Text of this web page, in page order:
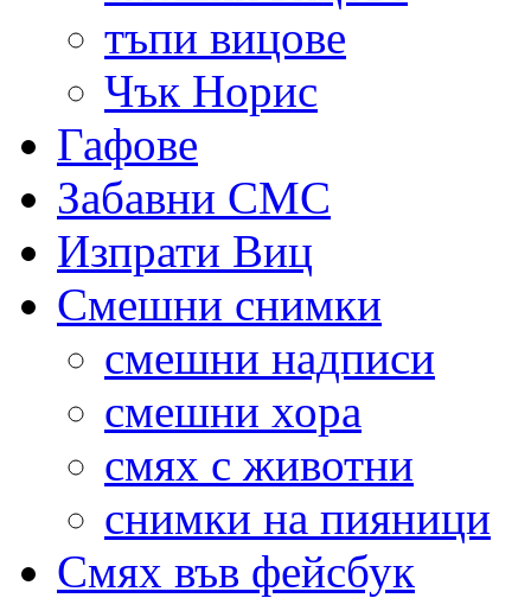
тъпи вицове
Чък Норис
Гафове
Забавни СМС
Изпрати Виц
Смешни снимки
смешни надписи
смешни хора
смях с животни
снимки на пияници
Смях във фейсбук